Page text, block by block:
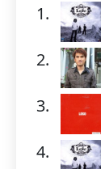
1.
2.
3.
4.